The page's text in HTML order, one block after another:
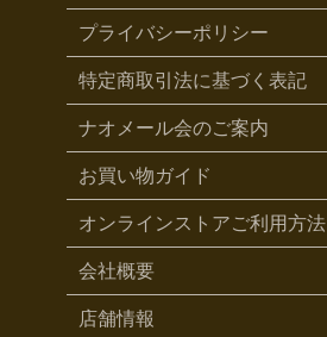
プライバシーポリシー
特定商取引法に基づく表記
ナオメール会のご案内
お買い物ガイド
オンラインストアご利用方法
会社概要
店舗情報